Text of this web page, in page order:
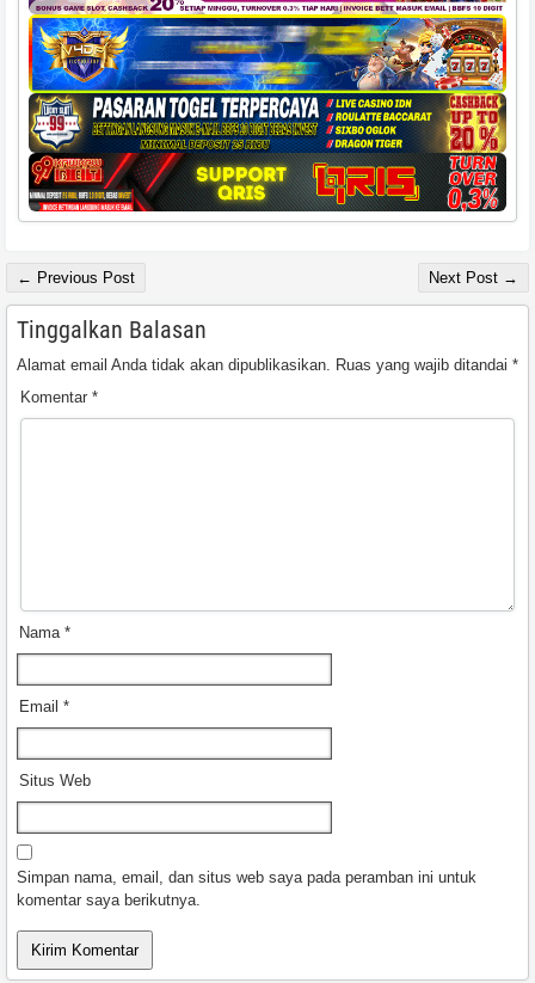
← Previous Post Next Post →
Tinggalkan Balasan
Alamat email Anda tidak akan dipublikasikan. Ruas yang wajib ditandai *
Komentar *
Nama *
Email *
Situs Web
Simpan nama, email, dan situs web saya pada peramban ini untuk
komentar saya berikutnya.